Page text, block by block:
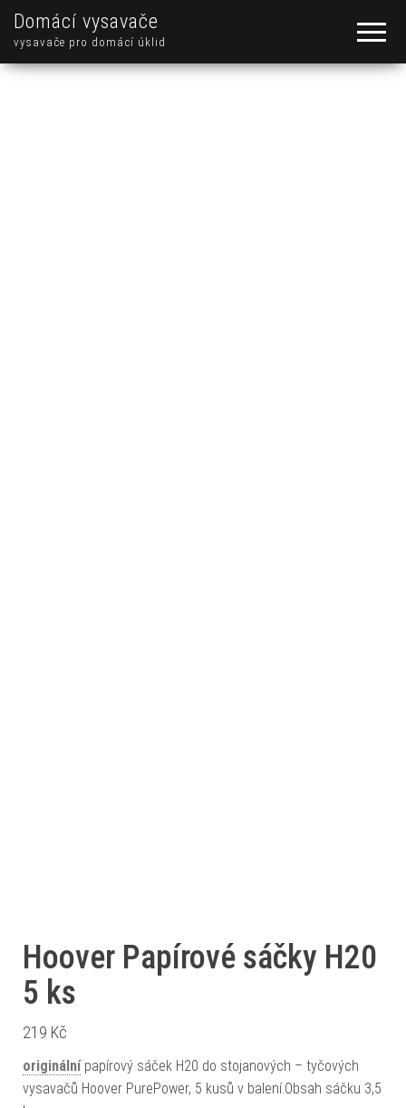
Domácí vysavače
vysavače pro domácí úklid
Hoover Papírové sáčky H20
5 ks
219 Kč
originálnípapírový sáček H20 do stojanových – tyčových
vysavačů Hoover PurePower, 5 kusů v balení.Obsah sáčku 3,5